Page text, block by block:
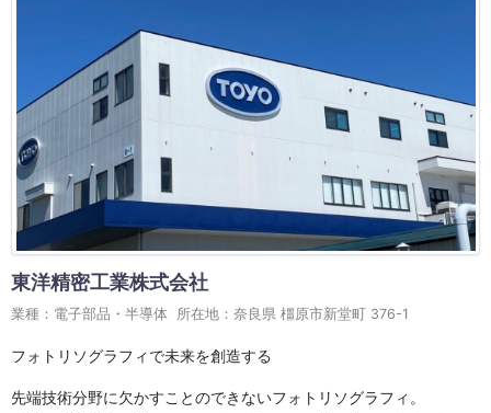
東洋精密工業株式会社
業種：電子部品・半導体 所在地：奈良県 橿原市新堂町 376-1
フォトリソグラフィで未来を創造する
先端技術分野に欠かすことのできないフォトリソグラフィ。